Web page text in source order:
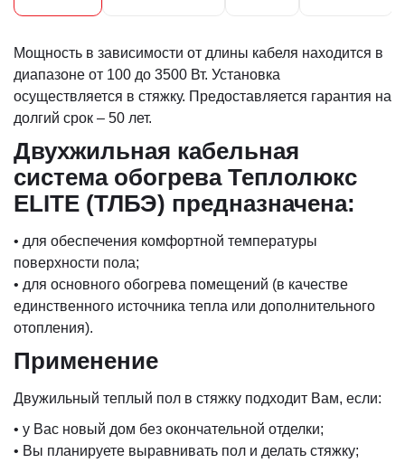
Мощность в зависимости от длины кабеля находится в
диапазоне от 100 до 3500 Вт. Установка
осуществляется в стяжку. Предоставляется гарантия на
долгий срок – 50 лет.
Двухжильная кабельная
система обогрева Теплолюкс
ELITE (ТЛБЭ) предназначена:
• для обеспечения комфортной температуры
поверхности пола;
• для основного обогрева помещений (в качестве
единственного источника тепла или дополнительного
отопления).
Применение
Двужильный теплый пол в стяжку подходит Вам, если:
• у Вас новый дом без окончательной отделки;
• Вы планируете выравнивать пол и делать стяжку;